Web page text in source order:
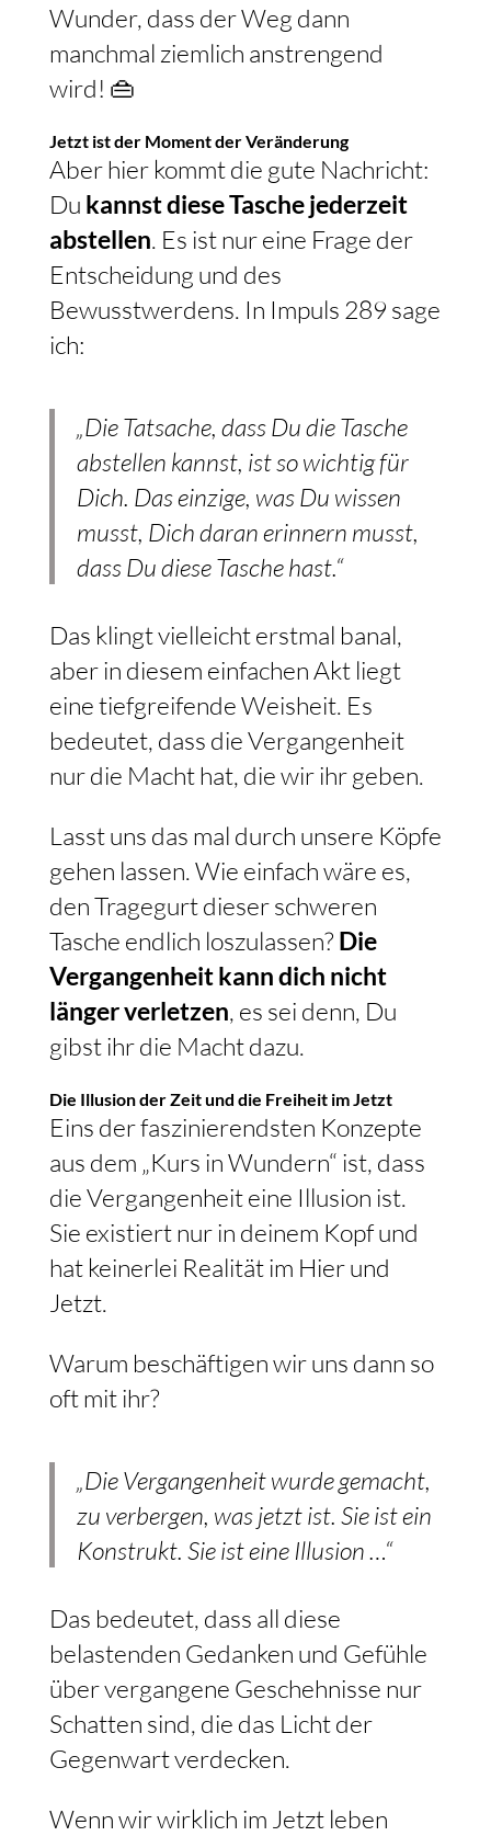
Wunder, dass der Weg dann
manchmal ziemlich anstrengend
wird! 👜
Jetzt ist der Moment der Veränderung
Aber hier kommt die gute Nachricht:
Du kannst diese Tasche jederzeit
abstellen . Es ist nur eine Frage der
Entscheidung und des
Bewusstwerdens. In Impuls 289 sage
ich:
„Die Tatsache, dass Du die Tasche
abstellen kannst, ist so wichtig für
Dich. Das einzige, was Du wissen
musst, Dich daran erinnern musst,
dass Du diese Tasche hast.“
Das klingt vielleicht erstmal banal,
aber in diesem einfachen Akt liegt
eine tiefgreifende Weisheit. Es
bedeutet, dass die Vergangenheit
nur die Macht hat, die wir ihr geben.
Lasst uns das mal durch unsere Köpfe
gehen lassen. Wie einfach wäre es,
den Tragegurt dieser schweren
Tasche endlich loszulassen? Die
Vergangenheit kann dich nicht
länger verletzen , es sei denn, Du
gibst ihr die Macht dazu.
Die Illusion der Zeit und die Freiheit im Jetzt
Eins der faszinierendsten Konzepte
aus dem „Kurs in Wundern“ ist, dass
die Vergangenheit eine Illusion ist.
Sie existiert nur in deinem Kopf und
hat keinerlei Realität im Hier und
Jetzt.
Warum beschäftigen wir uns dann so
oft mit ihr?
„Die Vergangenheit wurde gemacht,
zu verbergen, was jetzt ist. Sie ist ein
Konstrukt. Sie ist eine Illusion …“
Das bedeutet, dass all diese
belastenden Gedanken und Gefühle
über vergangene Geschehnisse nur
Schatten sind, die das Licht der
Gegenwart verdecken.
Wenn wir wirklich im Jetzt leben